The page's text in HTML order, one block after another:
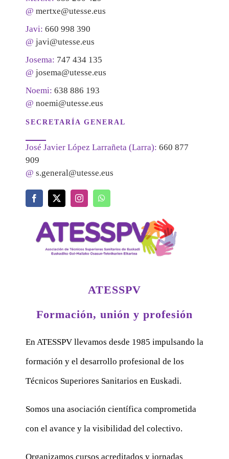
@ mertxe@utesse.eus
Javi: 660 998 390
@ javi@utesse.eus
Josema: 747 434 135
@ josema@utesse.eus
Noemi: 638 886 193
@ noemi@utesse.eus
SECRETARÍA GENERAL
José Javier López Larrañeta (Larra): 660 877
909
@ s.general@utesse.eus
ATESSPV
Formación, unión y profesión
En ATESSPV llevamos desde 1985 impulsando la
formación y el desarrollo profesional de los
Técnicos Superiores Sanitarios en Euskadi.
Somos una asociación científica comprometida
con el avance y la visibilidad del colectivo.
Organizamos cursos acreditados y jornadas